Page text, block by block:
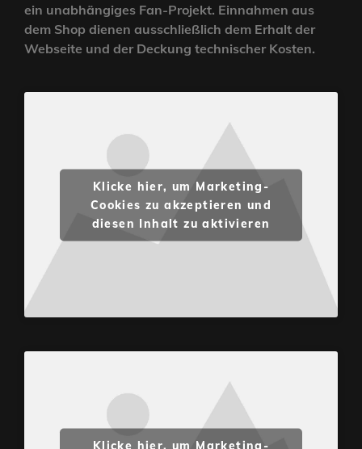
ein unabhängiges Fan-Projekt. Einnahmen aus
dem Shop dienen ausschließlich dem Erhalt der
Webseite und der Deckung technischer Kosten.
Klicke hier, um Marketing-
Cookies zu akzeptieren und
diesen Inhalt zu aktivieren
Klicke hier, um Marketing-